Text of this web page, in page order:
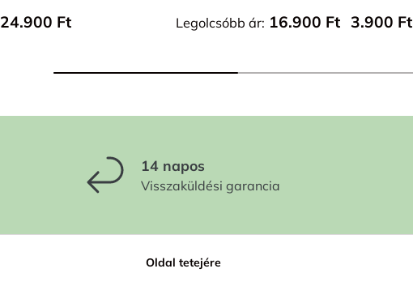
Alap ár
24.900 Ft Alap ár
Legolcsóbb ár: 16.900 Ft Alap ár
3.900 Ft
14 napos
Visszaküldési garancia
Oldal tetejére